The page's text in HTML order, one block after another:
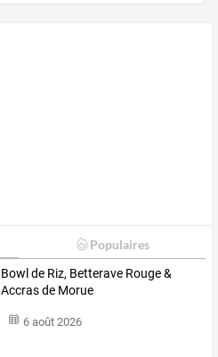
Populaires
Bowl de Riz, Betterave Rouge &
Accras de Morue
6 août 2026